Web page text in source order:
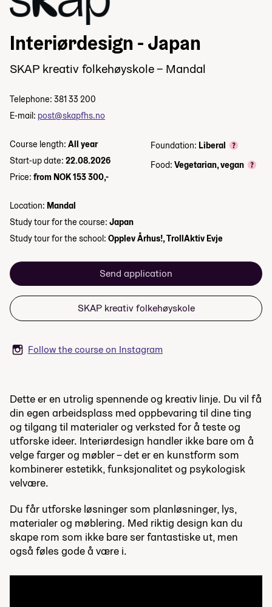
Interiørdesign - Japan
SKAP kreativ folkehøyskole – Mandal
Telephone: 381 33 200
E-mail: post@skapfhs.no
Course length: All year
Start-up date: 22.08.2026
Price: from NOK 153 300,-
Foundation: Liberal
Food: Vegetarian, vegan
Location: Mandal
Study tour for the course: Japan
Study tour for the school: Opplev Århus!, TrollAktiv Evje
Send application
SKAP kreativ folkehøyskole
Follow the course on Instagram
Dette er en utrolig spennende og kreativ linje. Du vil få
din egen arbeidsplass med oppbevaring til dine ting
og tilgang til materialer og verksted for å teste og
utforske ideer. Interiørdesign handler ikke bare om å
velge farger og møbler – det er en kunstform som
kombinerer estetikk, funksjonalitet og psykologisk
velvære.
Du får utforske løsninger som planløsninger, lys,
materialer og møblering. Med riktig design kan du
skape rom som ikke bare ser fantastiske ut, men
også føles gode å være i.